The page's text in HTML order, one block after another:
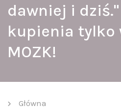
dawniej i
kupienia tylko
MOZK!
Główna